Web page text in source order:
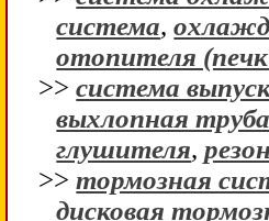
система,
отопителя
>>система
выхлопная
глушителя,
>>тормозная
дисковая